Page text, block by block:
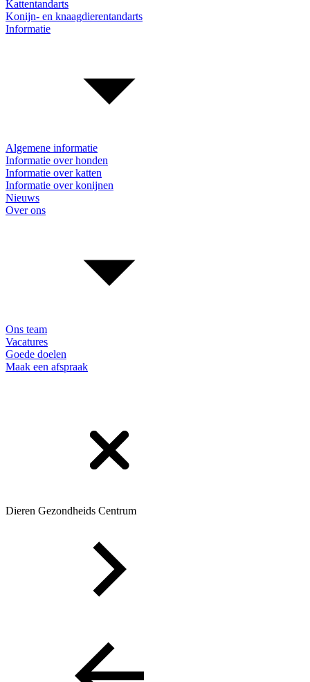
Kattentandarts
Konijn- en knaagdierentandarts
Informatie
Algemene informatie
Informatie over honden
Informatie over katten
Informatie over konijnen
Nieuws
Over ons
Ons team
Vacatures
Goede doelen
Maak een afspraak
Dieren Gezondheids Centrum